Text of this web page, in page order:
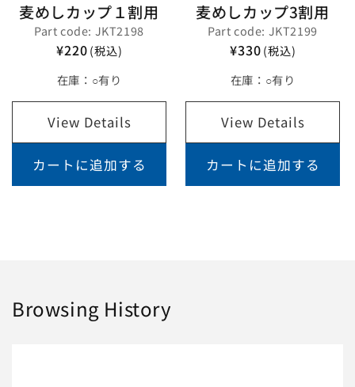
麦めしカップ１割用
Part code: JKT2198
¥220(税込)
在庫： ○有り
View Details
カートに追加する
麦めしカップ3割用
Part code: JKT2199
¥330(税込)
在庫： ○有り
View Details
カートに追加する
Browsing History